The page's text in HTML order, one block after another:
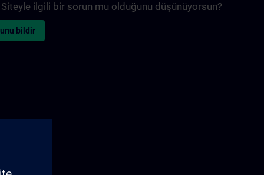
Siteyle ilgili bir sorun mu olduğunu düşünüyorsun?
bildir